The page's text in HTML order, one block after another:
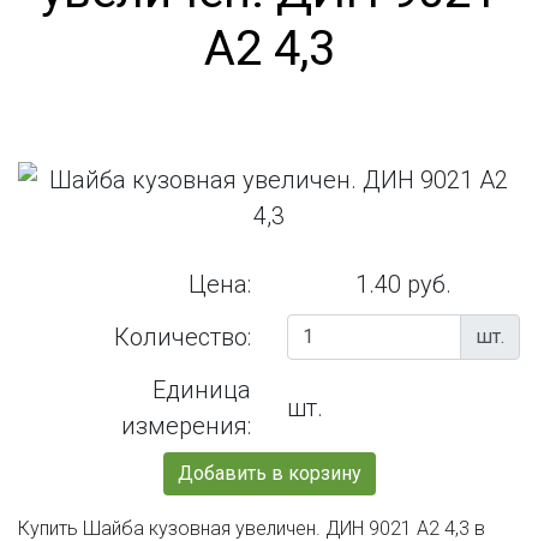
А2 4,3
Цена:
1.40 руб.
Количество:
шт.
Единица
измерения:
шт.
Добавить в корзину
Купить Шайба кузовная увеличен. ДИН 9021 А2 4,3 в